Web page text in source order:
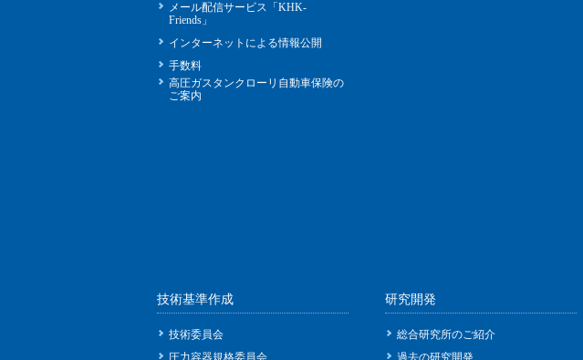
メール配信サービス「KHK-
Friends」
インターネットによる情報公開
手数料
高圧ガスタンクローリ自動車保険の
ご案内
技術基準作成
技術委員会
研究開発
総合研究所のご紹介